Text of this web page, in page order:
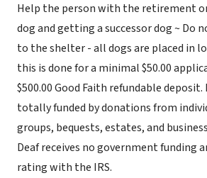
Help the person with the retirement
dog and getting a successor dog ~ Do
to the shelter - all dogs are placed in
this is done for a minimal $50.00
$500.00 Good Faith refundable
totally funded by donations from
groups, bequests, estates, and
Deaf receives no government funding
rating with the IRS.